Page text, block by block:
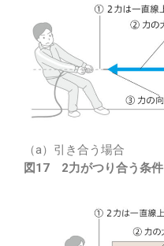
（a）引き合う場合
図17 2力がつり合う条件